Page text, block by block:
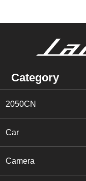
Category
2050CN
Car
Camera